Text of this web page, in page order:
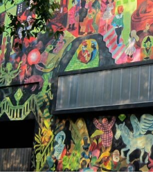
Party pics
Nieuws, interviews & blogs
Eten
Drinken
Slapen
Recreatief
Winkels